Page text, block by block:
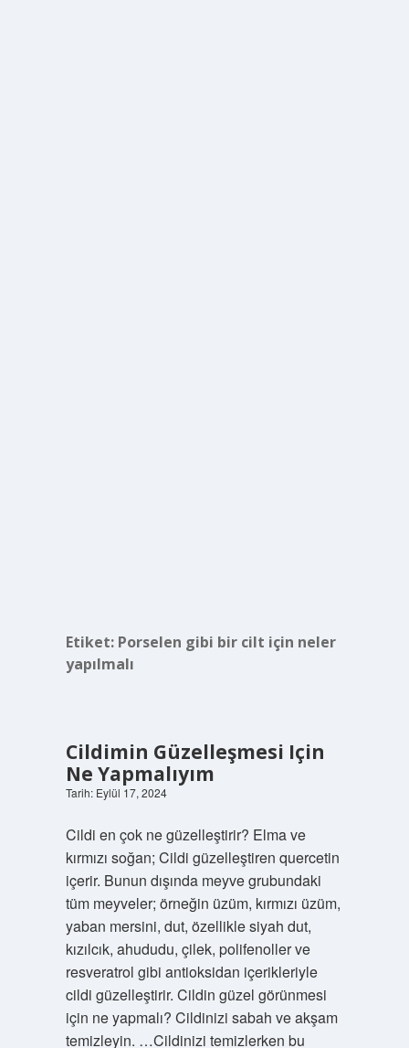
Etiket: Porselen gibi bir cilt için neler
yapılmalı
Cildimin Güzelleşmesi Için
Ne Yapmalıyım
Tarih: Eylül 17, 2024
Cildi en çok ne güzelleştirir? Elma ve
kırmızı soğan; Cildi güzelleştiren quercetin
içerir. Bunun dışında meyve grubundaki
tüm meyveler; örneğin üzüm, kırmızı üzüm,
yaban mersini, dut, özellikle siyah dut,
kızılcık, ahududu, çilek, polifenoller ve
resveratrol gibi antioksidan içerikleriyle
cildi güzelleştirir. Cildin güzel görünmesi
için ne yapmalı? Cildinizi sabah ve akşam
temizleyin. …Cildinizi temizlerken bu